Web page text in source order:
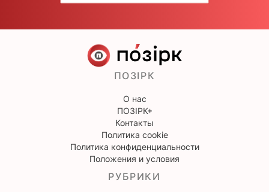
ПОЗІРК
О нас
ПОЗІРК+
Контакты
Политика cookie
Политика конфиденциальности
Положения и условия
РУБРИКИ